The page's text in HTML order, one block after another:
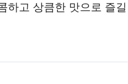
고 상큼한 맛으로 즐